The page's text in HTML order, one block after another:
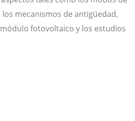
mecanismos de antigüedad,
fotovoltaico y los estudios